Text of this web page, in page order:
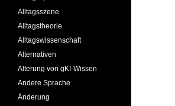
Alltagsszene
Alltagstheorie
Alltagswissenschaft
Alternativen
Alterung von gKI-Wissen
Andere Sprache
Änderung